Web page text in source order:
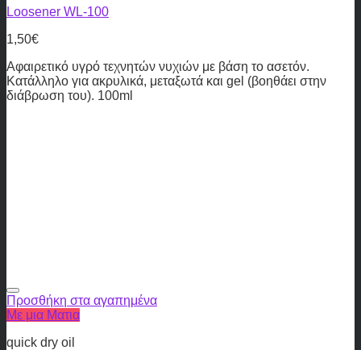
Loosener WL-100
1,50€
Αφαιρετικό υγρό τεχνητών νυχιών με βάση το ασετόν.
Κατάλληλο για ακρυλικά, μεταξωτά και gel (βοηθάει στην
διάβρωση του). 100ml
Προσθήκη στα αγαπημένα
Με μια Ματια
quick dry oil